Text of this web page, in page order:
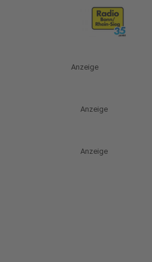
Anzeige
Anzeige
Anzeige